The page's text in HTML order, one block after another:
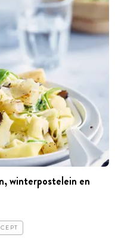
winterpostelein en